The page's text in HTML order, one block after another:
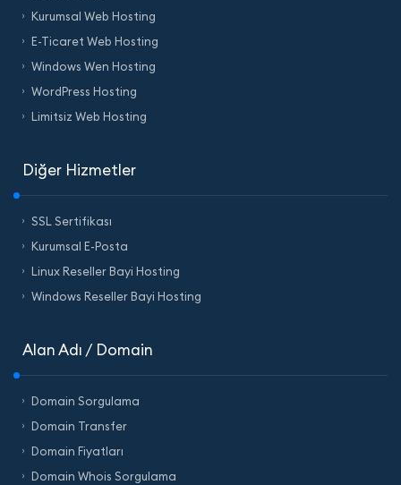
Kurumsal Web Hosting
E-Ticaret Web Hosting
Windows Wen Hosting
WordPress Hosting
Limitsiz Web Hosting
Diğer Hizmetler
SSL Sertifikası
Kurumsal E-Posta
Linux Reseller Bayi Hosting
Windows Reseller Bayi Hosting
Alan Adı / Domain
Domain Sorgulama
Domain Transfer
Domain Fiyatları
Domain Whois Sorgulama